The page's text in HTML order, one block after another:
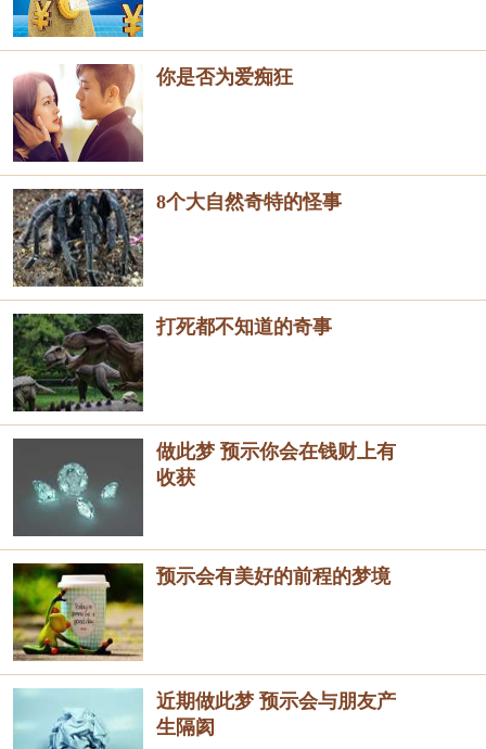
你是否为爱痴狂
8个大自然奇特的怪事
打死都不知道的奇事
做此梦 预示你会在钱财上有
收获
预示会有美好的前程的梦境
近期做此梦 预示会与朋友产
生隔阂